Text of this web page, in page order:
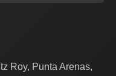
Roy, Punta Arenas,